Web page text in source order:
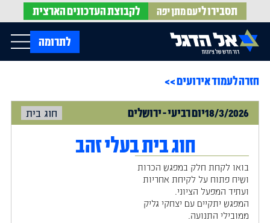
תסבירו ליעם מתן יפה לקבוצתהעדכונים הארצית
בית
עלינו
אירועים
חדשות אל הדגל
עדכונים מהשטח
הופעות בתקשורת
חוק אל הדגל
חמ"ל הגיוס
צרו קשר
EN
לתרומה Menu
חזרה לעמוד אירועים >>
18/3/2026יוםרביעי-ירושלים חוג בית
חוג בית בעלי זהב
בואו לקחת חלק במפגש הכרות
ושיח פתוח על לקיחת אחריות
ועתיד המפעל הציוני.
המפגש יתקיים עם יצחקי גליק
ממובילי התנועה.